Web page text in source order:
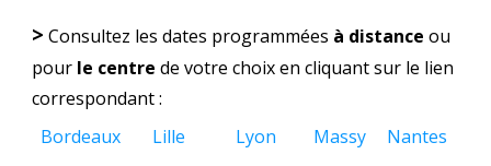
> Consultez les dates programmées à distance ou
pour le centre de votre choix en cliquant sur le lien
correspondant :
Bordeaux
Lille Lyon Massy Nantes